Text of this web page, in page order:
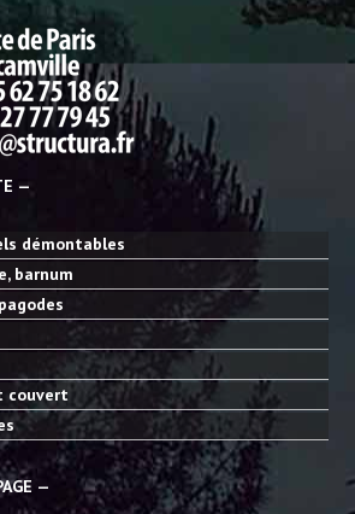
—
démontables
barnum
couvert
—